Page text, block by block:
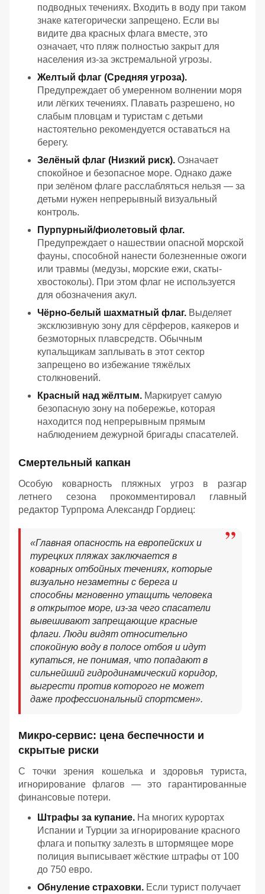
подводных течениях. Входить в воду при таком
знаке категорически запрещено. Если вы
видите два красных флага вместе, это
означает, что пляж полностью закрыт для
населения из-за экстремальной угрозы.
Желтый флаг (Средняя угроза).
Предупреждает об умеренном волнении моря
или лёгких течениях. Плавать разрешено, но
слабым пловцам и туристам с детьми
настоятельно рекомендуется оставаться на
берегу.
Зелёный флаг (Низкий риск). Означает
спокойное и безопасное море. Однако даже
при зелёном флаге расслабляться нельзя — за
детьми нужен непрерывный визуальный
контроль.
Пурпурный/фиолетовый флаг.
Предупреждает о нашествии опасной морской
фауны, способной нанести болезненные ожоги
или травмы (медузы, морские ежи, скаты-
хвостоколы). При этом флаг не используется
для обозначения акул.
Чёрно-белый шахматный флаг. Выделяет
эксклюзивную зону для сёрферов, каякеров и
безмоторных плавсредств. Обычным
купальщикам заплывать в этот сектор
запрещено во избежание тяжёлых
столкновений.
Красный над жёлтым. Маркирует самую
безопасную зону на побережье, которая
находится под непрерывным прямым
наблюдением дежурной бригады спасателей.
Смертельный капкан
Особую коварность пляжных угроз в разгар
летнего сезона прокомментировал главный
редактор Турпрома Александр Гордиец:
«Главная опасность на европейских и
турецких пляжах заключается в
коварных отбойных течениях, которые
визуально незаметны с берега и
способны мгновенно утащить человека
в открытое море, из-за чего спасатели
вывешивают запрещающие красные
флаги. Люди видят относительно
спокойную воду в полосе отбоя и идут
купаться, не понимая, что попадают в
сильнейший гидродинамический коридор,
выгрести против которого не может
даже профессиональный спортсмен».
Микро-сервис: цена беспечности и
скрытые риски
С точки зрения кошелька и здоровья туриста,
игнорирование флагов — это гарантированные
финансовые потери.
Штрафы за купание. На многих курортах
Испании и Турции за игнорирование красного
флага и попытку залезть в штормящее море
полиция выписывает жёсткие штрафы от 100
до 750 евро.
Обнуление страховки. Если турист получает